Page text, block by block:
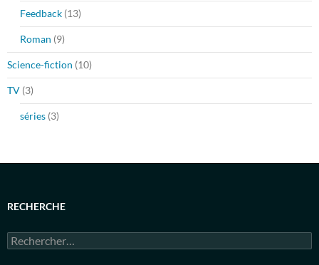
Feedback (13)
Roman (9)
Science-fiction (10)
TV (3)
séries (3)
RECHERCHE
Rechercher :